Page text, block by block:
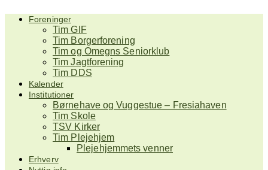
Foreninger
Tim GIF
Tim Borgerforening
Tim og Omegns Seniorklub
Tim Jagtforening
Tim DDS
Kalender
Institutioner
Børnehave og Vuggestue – Fresiahaven
Tim Skole
TSV Kirker
Tim Plejehjem
Plejehjemmets venner
Erhverv